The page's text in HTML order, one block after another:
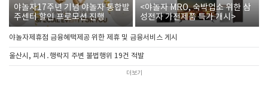
야놀자17주년 기념 야놀자 통합발
주센터 할인 프로모션 진행
<야놀자 MRO, 숙박업소 위한 삼
성전자 가전제품 특가 개시>
야놀자제휴점 금융혜택제공 위한 제휴 및 금융서비스 게시
울산시, 피서․행락지 주변 불법행위 19건 적발
더보기